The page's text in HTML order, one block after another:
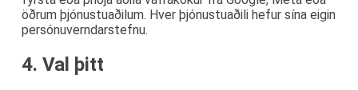
öðrum þjónustuaðilum. Hver þjónustuaðili hefur sína eigin
persónuverndarstefnu.
4. Val þitt